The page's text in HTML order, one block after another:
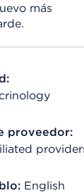
más
proveedor:
English